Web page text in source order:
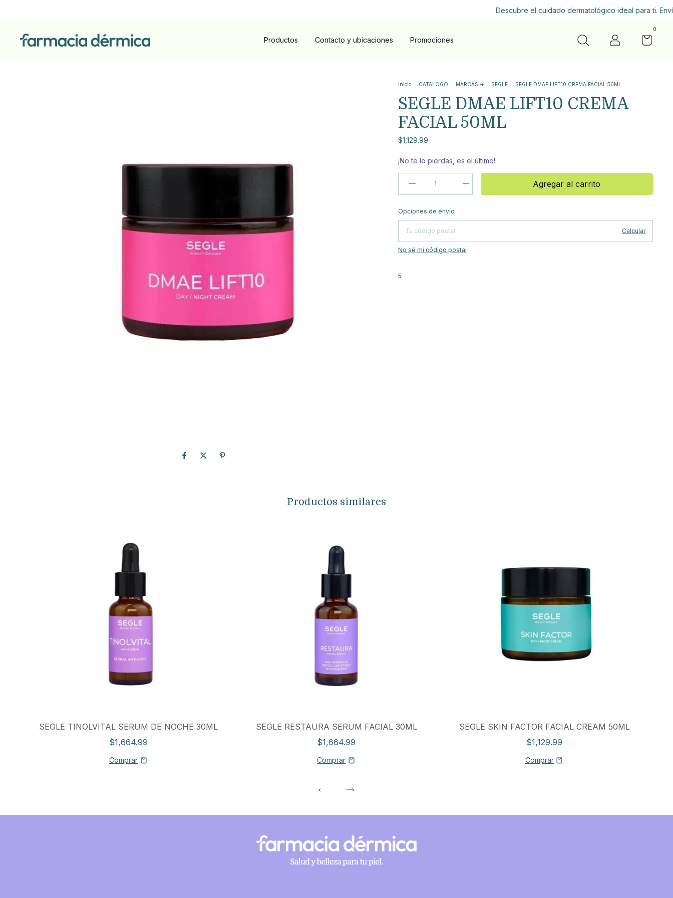
Descubre el cuidado dermatológico ideal para ti. Envío
Productos Contacto y ubicaciones Promociones
0
Inicio CATALOGO MARCAS ➔ SEGLE SEGLE DMAE LIFT10 CREMA FACIAL 50ML
SEGLE DMAE LIFT10 CREMA
FACIAL 50ML
$1,129.99
¡No te lo pierdas, es el último!
Entregas para el CP:
Opciones de envío
Calcular
No sé mi código postal
5
Productos similares
SEGLE TINOLVITAL SERUM DE NOCHE 30ML
$1,664.99
SEGLE RESTAURA SERUM FACIAL 30ML
$1,664.99
SEGLE SKIN FACTOR FACIAL CREAM 50ML
$1,129.99